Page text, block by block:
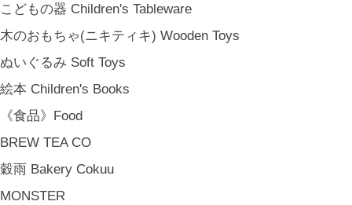
こどもの器 Children's Tableware
木のおもちゃ(ニキティキ) Wooden Toys
ぬいぐるみ Soft Toys
絵本 Children's Books
《食品》Food
BREW TEA CO
穀雨 Bakery Cokuu
MONSTER
金沢・北陸で生まれたさまざまな作品を中心に、物語を宿し、使う人の
日常という大切な時間にそっと寄り添う品々をキュレート。それぞれの
美しさに、和と洋、OLD & NEW のインスピレーションを重ね、暮らし
カーサ・ルア] 石川県金沢市尾張町2-14-20 八百萬本舗 内 casa rua / A
RU / icca / icca nicca Home Page Production & Photos by rua., co. ltd